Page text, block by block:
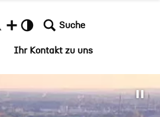
Suche
Ihr Kontakt zu uns